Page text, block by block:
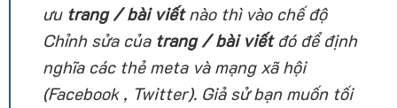
ưu trang / bài viếtnào thì vào chế độ
Chỉnh sửa của trang / bài viếtđó để định
nghĩa các thẻ meta và mạng xã hội
(Facebook , Twitter). Giả sử bạn muốn tối